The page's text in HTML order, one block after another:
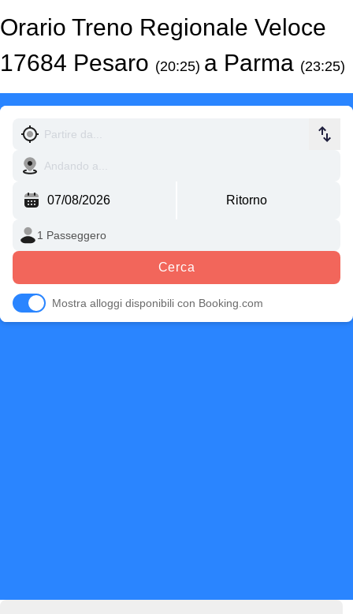
Orario Treno Regionale Veloce
17684 Pesaro (20:25) a Parma (23:25)
Cerca
Mostra alloggi disponibili con Booking.com